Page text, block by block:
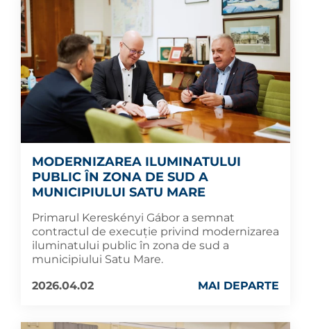
MODERNIZAREA ILUMINATULUI
PUBLIC ÎN ZONA DE SUD A
MUNICIPIULUI SATU MARE
Primarul Kereskényi Gábor a semnat
contractul de execuție privind modernizarea
iluminatului public în zona de sud a
municipiului Satu Mare.
2026.04.02
MAI DEPARTE